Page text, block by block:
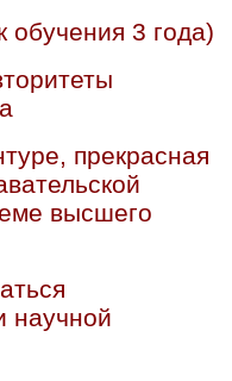
3 года)
прекрасная
высшего
научной